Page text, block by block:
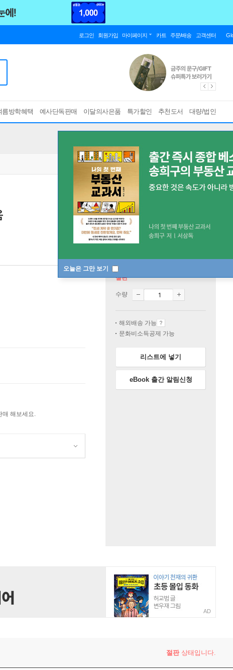
로그인 회원가입 마이페이지 카트 주문/배송 고객센터
름방학혜택 예사단독판매 이달의사은품 특가할인 추천도서 대량/법인
오늘은 그만 보기
매 해보세요.
절판
수량
해외배송 가능
문화비소득공제 가능
리스트에 넣기
eBook 출간 알림신청
AD
절판상태입니다.